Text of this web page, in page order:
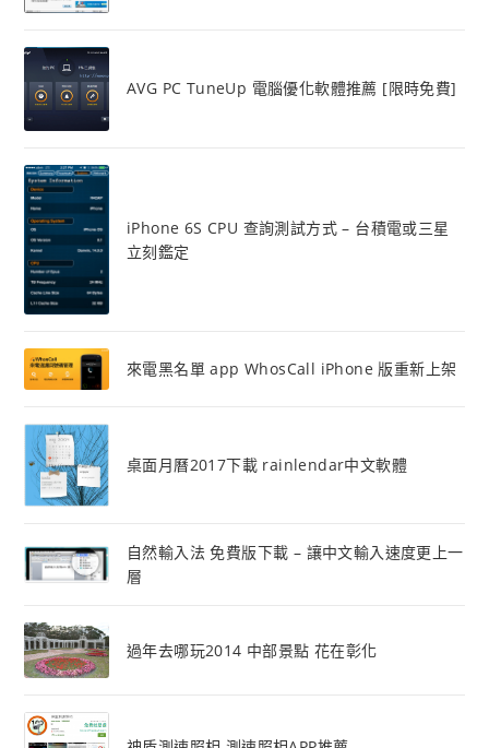
AVG PC TuneUp 電腦優化軟體推薦 [限時免費]
iPhone 6S CPU 查詢測試方式 – 台積電或三星
立刻鑑定
來電黑名單 app WhosCall iPhone 版重新上架
桌面月曆2017下載 rainlendar中文軟體
自然輸入法 免費版下載 – 讓中文輸入速度更上一
層
過年去哪玩2014 中部景點 花在彰化